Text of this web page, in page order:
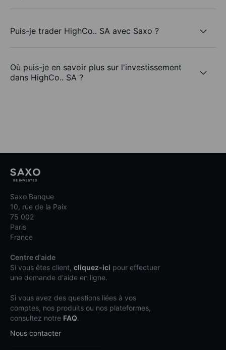
Puis-je trader HighCo.. SA avec Saxo ?
Où puis-je en savoir plus sur l'investissement
dans HighCo.. SA ?
Saxo Banque
10, rue de la Paix
75 002
Paris
France
Centre d'aide
Si vous êtes client, cliquez-ici pour effectuer
une demande d'aide en ligne.
Si vous avez des questions liées à vos
comptes, nos produits ou nos plateformes,
consultez notre FAQ.
Nous contacter